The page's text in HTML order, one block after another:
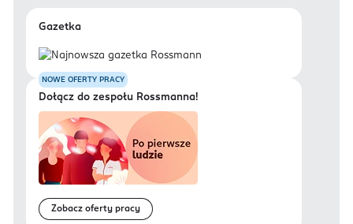
Gazetka
NOWE OFERTY PRACY
Dołącz do zespołu Rossmanna!
Zobacz oferty pracy